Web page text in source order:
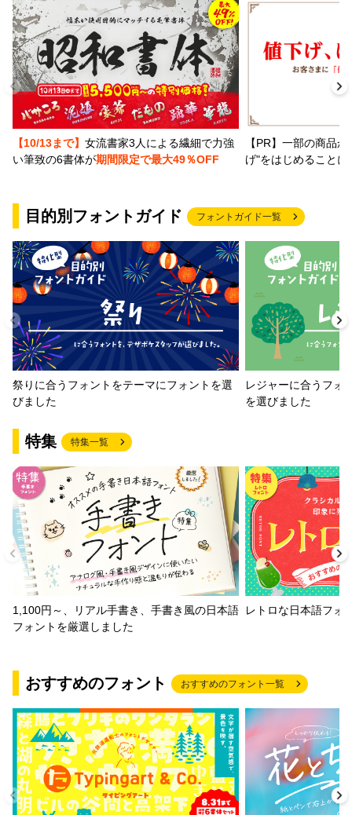
【10/13まで】 女流書家3人による繊細で力強
い筆致の6書体が期間限定で最大49％OFF
【PR】一部の商品
げ"をはじめること
目的別フォントガイド フォントガイド一覧
祭りに合うフォントをテーマにフォントを選
びました
レジャーに合うフォ
を選びました
特集 特集一覧
1,100円～、リアル手書き、手書き風の日本語
フォントを厳選しました
レトロな日本語フォ
おすすめのフォント おすすめのフォント一覧